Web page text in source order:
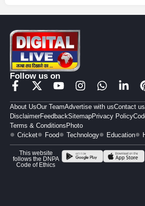
Follow us on
About UsOur TeamAdvertise with usContact us
DisclaimerFeedbackSitemapPrivacy Policy
Terms & ConditionsPhoto
Cricket
Food Technology Education
This website
follows the DNPA
Code of Ethics